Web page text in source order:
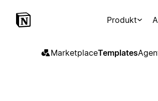
Produkt
MarketplaceTemplates